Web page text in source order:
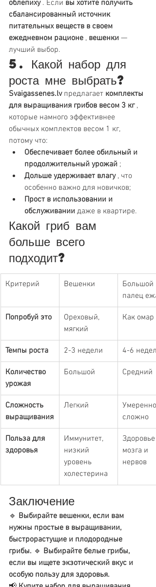
облепиху . Если вы хотите получить
сбалансированный источник
питательных веществ в своем
ежедневном рационе , вешенки —
лучший выбор.
5. Какой набор для
роста мне выбрать?
Svaigassenes.lv предлагает комплекты
для выращивания грибов весом 3 кг ,
которые намного эффективнее
обычных комплектов весом 1 кг,
потому что:
Обеспечивает более обильный и
продолжительный урожай ;
Дольше удерживает влагу , что
особенно важно для новичков;
Прост в использовании и
обслуживании даже в квартире.
Какой гриб вам
больше всего
подходит?
Критерий Вешенки
Большой
палец ежа
Попробуй это
Ореховый,
мягкий
Как омар
Темпы роста 2-3 недели 4-6 недель
Количество
урожая
Большой Средний
Сложность
выращивания
Легкий
Умеренно
сложно
Польза для
здоровья
Иммунитет,
низкий
уровень
холестерина
Здоровье
мозга и
нервов
Заключение
🔹 Выбирайте вешенки, если вам
нужны простые в выращивании,
быстрорастущие и плодородные
грибы. 🔹 Выбирайте белые грибы,
если вы ищете экзотический вкус и
особую пользу для здоровья.